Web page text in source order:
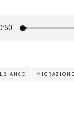
MIGRAZIONE